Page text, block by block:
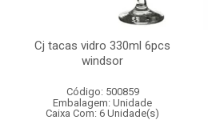
Cj tacas vidro 330ml 6pcs
windsor
Código: 500859
Embalagem: Unidade
Caixa Com: 6 Unidade(s)